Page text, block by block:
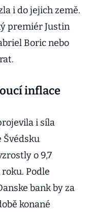
i do jejich země.
premiér Justin
Boric nebo
inflace
i síla
Švédsku
o 9,7
Podle
bank by za
konané